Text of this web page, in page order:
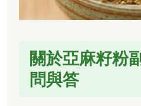
關於亞麻籽粉
問與答